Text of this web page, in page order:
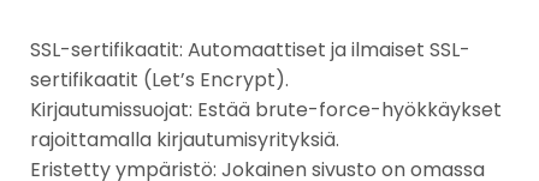
SSL-sertifikaatit: Automaattiset ja ilmaiset SSL-
sertifikaatit (Let’s Encrypt).
Kirjautumissuojat: Estää brute-force-hyökkäykset
rajoittamalla kirjautumisyrityksiä.
Eristetty ympäristö: Jokainen sivusto on omassa